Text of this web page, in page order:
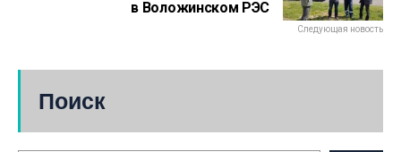
в Воложинском РЭС
Следующая новость
Поиск